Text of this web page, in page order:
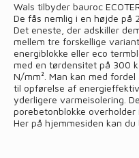
Wals tilbyder bauroc
De fås nemlig i en højde på
Det eneste, der adskiller
mellem tre forskellige
energiblokke eller eco
med en tørdensitet på 300
N/mm². Man kan med fordel
til opførelse af
yderligere varmeisolering.
porebetonblokke
Her på hjemmesiden kan